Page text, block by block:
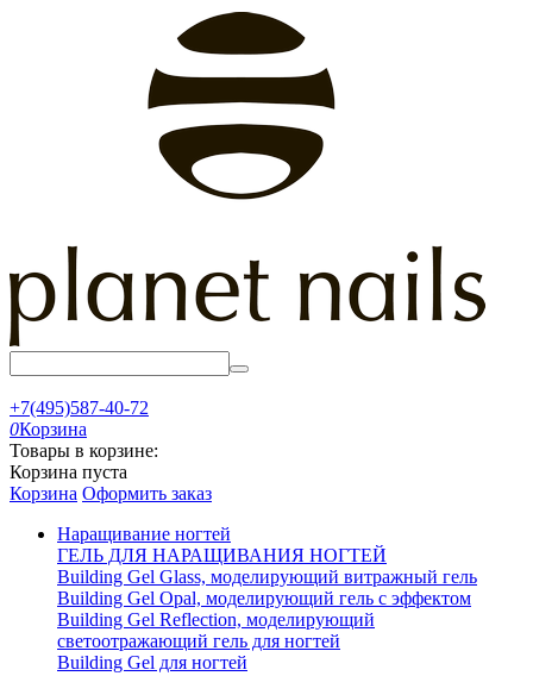
+7(495)587-40-72
0Корзина
Товары в корзине:
Корзина пуста
Корзина Оформить заказ
Наращивание ногтей
ГЕЛЬ ДЛЯ НАРАЩИВАНИЯ НОГТЕЙ
Building Gel Glass, моделирующий витражный гель
Building Gel Opal, моделирующий гель с эффектом
Building Gel Reflection, моделирующий
светоотражающий гель для ногтей
Building Gel для ногтей